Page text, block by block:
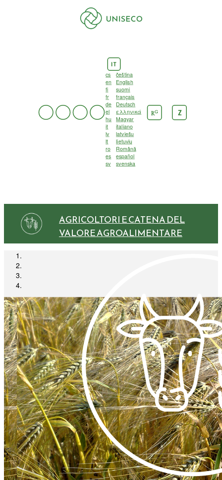
IT
cs
čeština
en
English
fi
suomi
fr
français
de
Deutsch
el
ελληνικά
hu
Magyar
it
italiano
lv
latviešu
lt
lietuvių
ro
Română
es
español
sv
svenska
RG Z
AGRICOLTORI E CATENA DEL
VALORE AGROALIMENTARE